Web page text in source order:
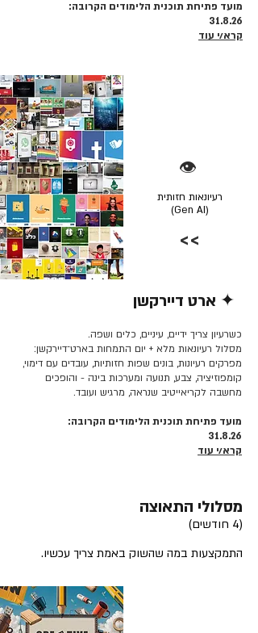
מועד פתיחת תוכנית הלימודים הקרובה:
31.8.26
קרא/י עוד
👁️
רעיונאות חזותית
(Gen AI)
>>
✦ ארט דיירקשן
כשרעיון צריך ידיים, עיניים, כלים ושפה.
מסלול רעיונאות מלא + יום התמחות בארט־דיירקשן:
מפרקים רעיונות, בונים שפות חזותיות, עובדים עם דימוי,
קומפוזיציה, צבע, תנועה ומערכות בינה - והופכים
מחשבה לקריאייטיב שנראה, מרגיש ועובד.
מועד פתיחת תוכנית הלימודים הקרובה:
31.8.26
קרא/י עוד
מסלולי התאוצה
(4 חודשים)
התמקצעות במה שהשוק באמת צריך עכשיו.